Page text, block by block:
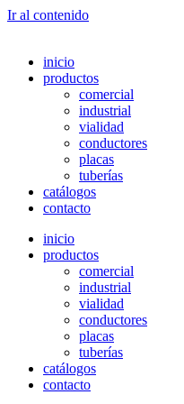
Ir al contenido
inicio
productos
comercial
industrial
vialidad
conductores
placas
tuberías
catálogos
contacto
inicio
productos
comercial
industrial
vialidad
conductores
placas
tuberías
catálogos
contacto